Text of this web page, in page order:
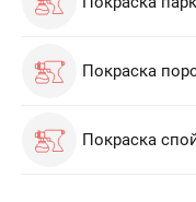
Покраска
Покраска